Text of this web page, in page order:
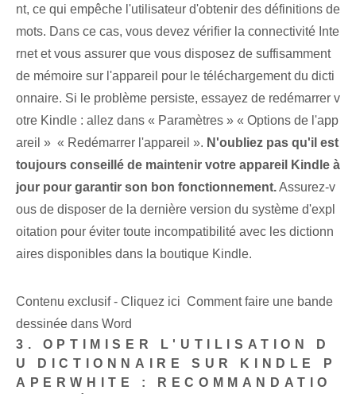
nt, ce qui empêche l'utilisateur d'obtenir des définitions de
mots. Dans ce cas, vous devez vérifier la connectivité Inte
rnet et vous assurer que vous disposez de suffisamment
de mémoire sur l'appareil pour le téléchargement du dicti
onnaire. Si le problème persiste, essayez de redémarrer v
otre Kindle : allez dans « Paramètres »⁣ « Options de l'app
areil » ⁣ « Redémarrer l'appareil ». N'oubliez pas qu'il est
toujours conseillé de maintenir votre appareil Kindle à
jour pour garantir son bon fonctionnement.Assurez-v
ous de disposer de la dernière version du système d'expl
oitation‍ pour éviter toute incompatibilité avec les dictionn
aires⁤ disponibles dans la boutique Kindle.
Contenu exclusif - Cliquez ici Comment faire une bande
dessinée dans Word
3. OPTIMISER L'UTILISATION D
U DICTIONNAIRE SUR KINDLE P
APERWHITE : RECOMMANDATIO